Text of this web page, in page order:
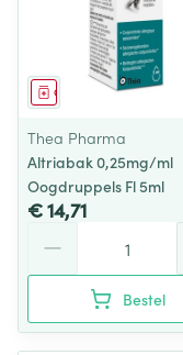
Geneesmiddel
Thea Pharma
Altriabak 0,25mg/ml
Oogdruppels Fl 5ml
€ 14,71
Bestel